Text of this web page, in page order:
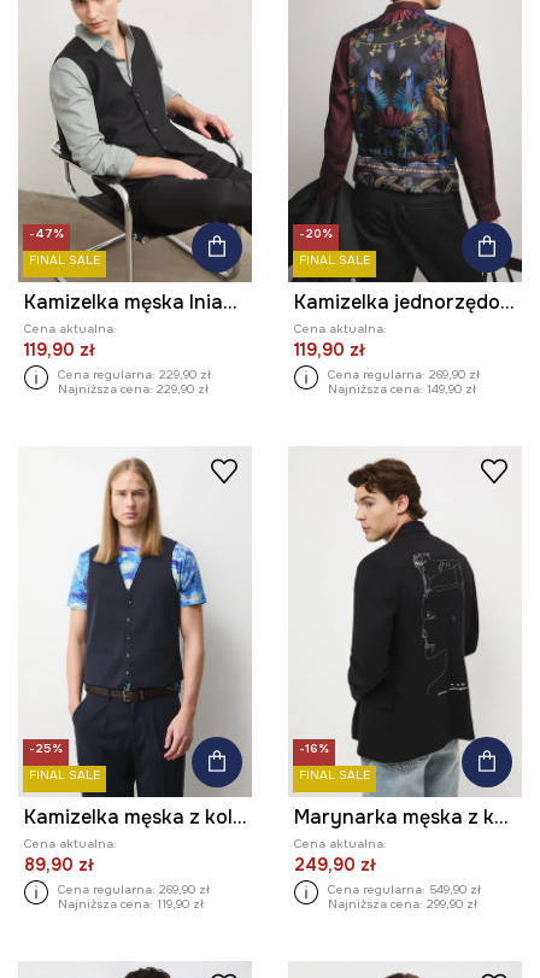
-47%
FINAL SALE
Kamizelka męska lniana gładka
Cena aktualna:
119,90 zł
Cena regularna: 229,90 zł
Najniższa cena: 229,90 zł
-20%
FINAL SALE
Kamizelka jednorzędowa męska z dodatkiem wełny z kolekcji Ilona Tambor x Medicine
Cena aktualna:
119,90 zł
Cena regularna: 269,90 zł
Najniższa cena: 149,90 zł
-25%
FINAL SALE
Kamizelka męska z kolekcji Eviva L'arte
Cena aktualna:
89,90 zł
Cena regularna: 269,90 zł
Najniższa cena: 119,90 zł
-16%
FINAL SALE
Marynarka męska z kolekcji Zdzisław Beksiński x Medicine
Cena aktualna:
249,90 zł
Cena regularna: 549,90 zł
Najniższa cena: 299,90 zł